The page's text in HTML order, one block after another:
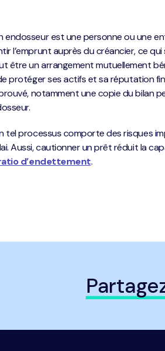
endosseur est une personne ou une
l’emprunt auprès du créancier, ce
être un arrangement mutuellement
protéger ses actifs et sa réputation
notamment une copie du bilan
tel processus comporte des risques
Aussi, cautionner un prêt réduit la
d’endettement.